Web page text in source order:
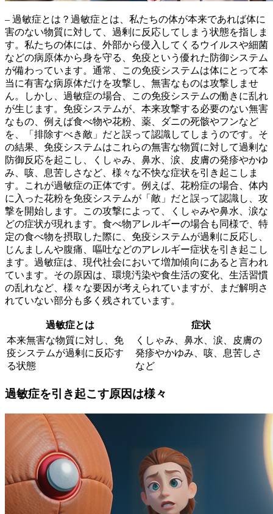
– 過敏症とは？ 過敏症とは、私たちの体が本来であれば体に
害のない物質に対して、過剰に反応してしまう状態を指しま
す。私たちの体には、外部から侵入してくるウイルスや細菌
などの病原体から身を守る、免疫という優れた防御システム
が備わっています。通常、この免疫システムは体にとって本
当に有害な病原体だけを攻撃し、無害なものは攻撃しませ
ん。しかし、過敏症の場合、この免疫システムの働きに乱れ
が生じます。免疫システムが、本来攻撃する必要のない無害
なもの、例えば食べ物や花粉、薬、ダニの死骸やフンなど
を、「排除すべき敵」だと誤って認識してしまうのです。そ
の結果、 免疫システムはこれらの無害な物質に対して過剰な
防御反応を起こし、くしゃみ、鼻水、涙、皮膚の発疹やかゆ
み、咳、息苦しさなど、様々な不快な症状を引き起こしま
す。これが過敏症の正体です。例えば、花粉症の場合、体内
に入った花粉を免疫システムが「敵」だと誤って認識し、攻
撃を開始します。この攻撃によって、くしゃみや鼻水、涙な
どの症状が現れます。食べ物アレルギーの場合も同様で、特
定の食べ物を摂取した際に、免疫システムが過剰に反応し、
じんましんや腹痛、嘔吐などのアレルギー症状を引き起こし
ます。 過敏症は、現代社会において増加傾向にあると言われ
ています。その原因は、環境汚染や食生活の変化、生活習慣
の乱れなど、様々な要因が考えられていますが、まだ解明さ
れていない部分も多く残されています。
過敏症とは
症状
本来無害な物質に対し、免
疫システムが過剰に反応す
る状態
くしゃみ、鼻水、涙、皮膚の
発疹やかゆみ、咳、息苦しさ
など
過敏症を引き起こす原因は様々